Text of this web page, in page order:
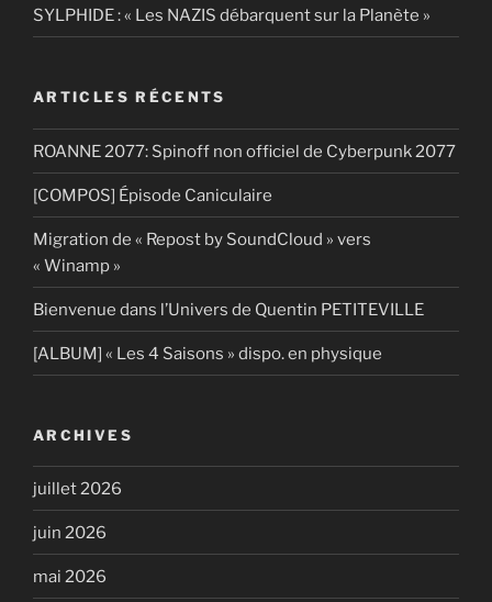
SYLPHIDE : « Les NAZIS débarquent sur la Planète »
ARTICLES RÉCENTS
ROANNE 2077: Spinoff non officiel de Cyberpunk 2077
[COMPOS] Épisode Caniculaire
Migration de « Repost by SoundCloud » vers
« Winamp »
Bienvenue dans l’Univers de Quentin PETITEVILLE
[ALBUM] « Les 4 Saisons » dispo. en physique
ARCHIVES
juillet 2026
juin 2026
mai 2026